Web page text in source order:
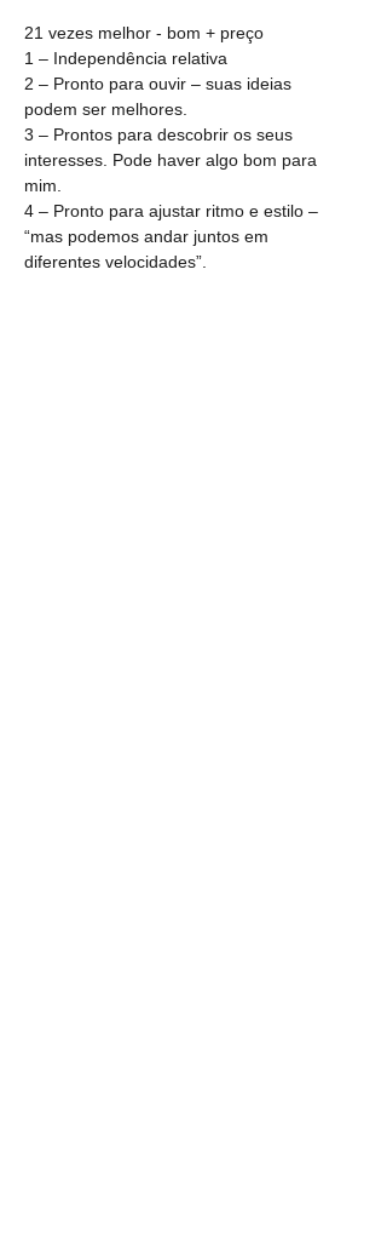
21 vezes melhor - bom + preço
1 – Independência relativa
2 – Pronto para ouvir – suas ideias
podem ser melhores.
3 – Prontos para descobrir os seus
interesses. Pode haver algo bom para
mim.
4 – Pronto para ajustar ritmo e estilo –
“mas podemos andar juntos em
diferentes velocidades”.